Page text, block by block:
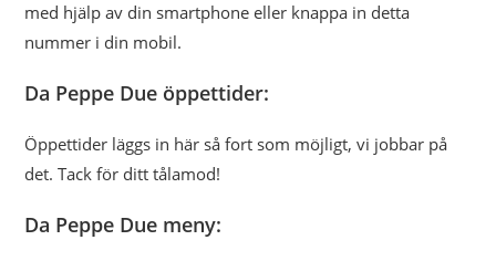
med hjälp av din smartphone eller knappa in detta
nummer i din mobil.
Da Peppe Due öppettider:
Öppettider läggs in här så fort som möjligt, vi jobbar på
det. Tack för ditt tålamod!
Da Peppe Due meny: